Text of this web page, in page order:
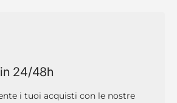
24/48h
i tuoi acquisti con le nostre